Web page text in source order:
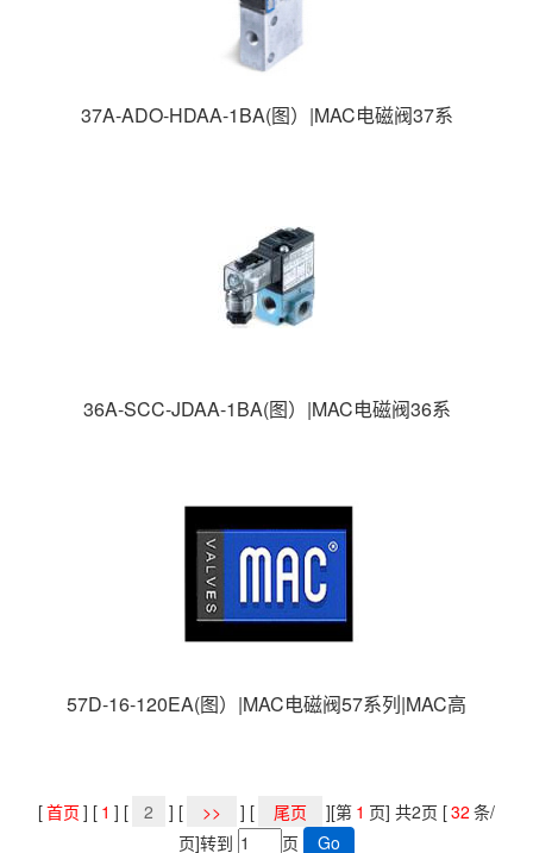
37A-ADO-HDAA-1BA(图）|MAC电磁阀37系
36A-SCC-JDAA-1BA(图）|MAC电磁阀36系
57D-16-120EA(图）|MAC电磁阀57系列|MAC高
[首页 ] [ 1 ] [ 2 ] [ >> ] [ 尾页 ][第 1 页] 共2页 [32 条/
页]转到
页